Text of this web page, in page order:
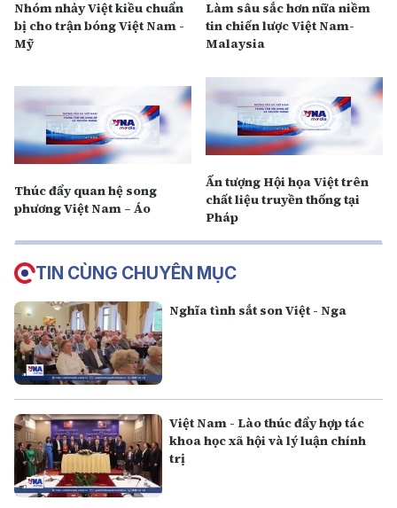
Nhóm nhảy Việt kiều chuẩn
bị cho trận bóng Việt Nam -
Mỹ
Làm sâu sắc hơn nữa niềm
tin chiến lược Việt Nam-
Malaysia
Thúc đẩy quan hệ song
phương Việt Nam – Áo
Ấn tượng Hội họa Việt trên
chất liệu truyền thống tại
Pháp
TIN CÙNG CHUYÊN MỤC
Nghĩa tình sắt son Việt - Nga
Việt Nam - Lào thúc đẩy hợp tác
khoa học xã hội và lý luận chính
trị